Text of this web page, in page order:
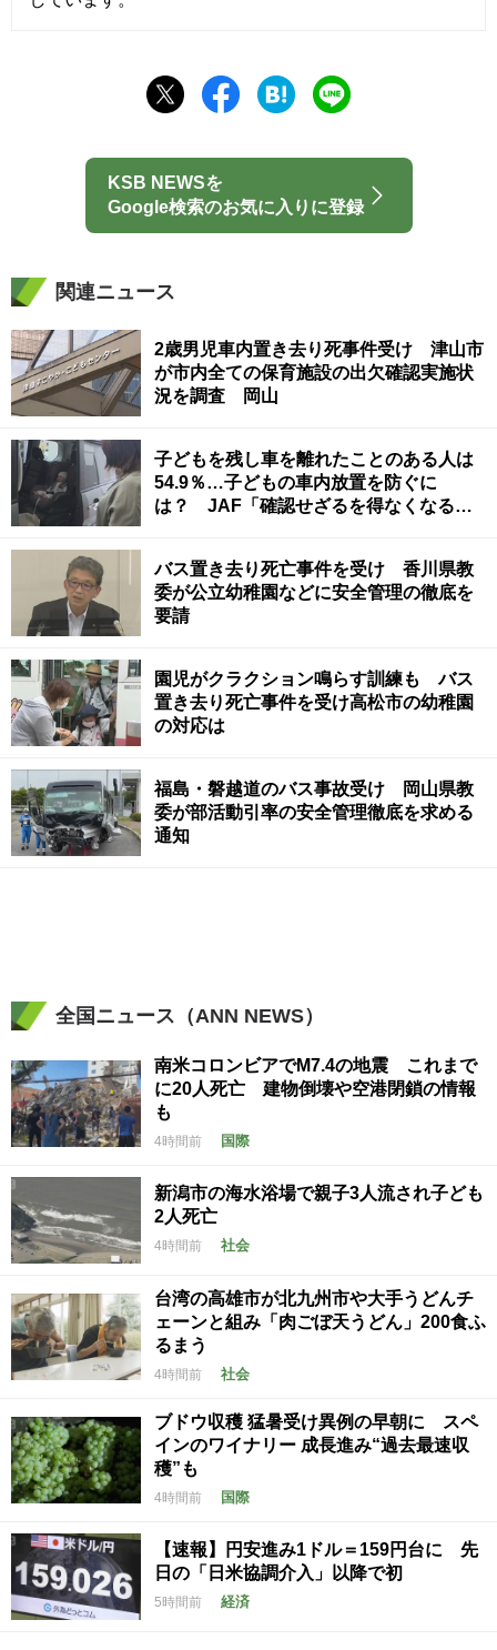
KSB NEWSを
Google検索のお気に入りに登録
関連ニュース
2歳男児車内置き去り死事件受け 津山市
が市内全ての保育施設の出欠確認実施状
況を調査 岡山
子どもを残し車を離れたことのある人は
54.9％…子どもの車内放置を防ぐに
は？ JAF「確認せざるを得なくなるよ
バス置き去り死亡事件を受け 香川県教
委が公立幼稚園などに安全管理の徹底を
要請
園児がクラクション鳴らす訓練も バス
置き去り死亡事件を受け高松市の幼稚園
の対応は
福島・磐越道のバス事故受け 岡山県教
委が部活動引率の安全管理徹底を求める
通知
全国ニュース（ANN NEWS）
南米コロンビアでM7.4の地震 これまで
に20人死亡 建物倒壊や空港閉鎖の情報
も
4時間前 国際
新潟市の海水浴場で親子3人流され子ども
2人死亡
4時間前 社会
台湾の高雄市が北九州市や大手うどんチ
ェーンと組み「肉ごぼ天うどん」200食ふ
るまう
4時間前 社会
ブドウ収穫 猛暑受け異例の早朝に スペ
インのワイナリー 成長進み“過去最速収
穫”も
4時間前 国際
【速報】円安進み1ドル＝159円台に 先
日の「日米協調介入」以降で初
5時間前 経済